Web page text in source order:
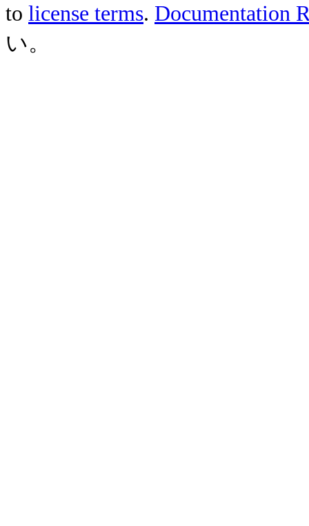
to license terms. Documentation
い。